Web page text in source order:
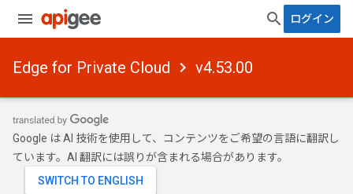
ログイン
Edge for Private Cloud v4.53.00
Google は AI 技術を使用して、コンテンツをご希望の言語に翻訳し
ています。AI 翻訳には誤りが含まれる場合があります。